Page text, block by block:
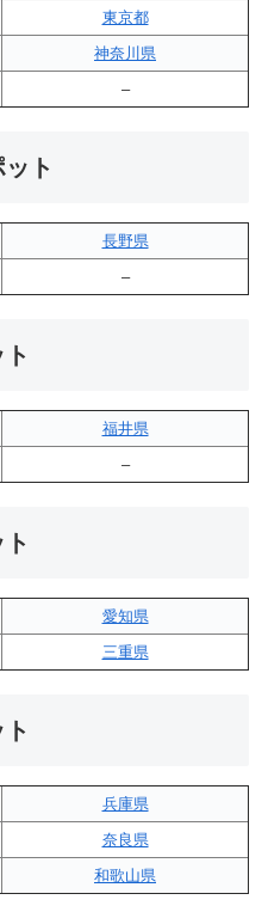
東京都
神奈川県
–
ト
長野県
–
福井県
–
愛知県
三重県
兵庫県
奈良県
和歌山県